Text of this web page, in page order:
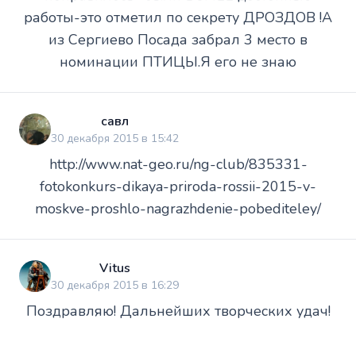
работы-это отметил по секрету ДРОЗДОВ !А
из Сергиево Посада забрал 3 место в
номинации ПТИЦЫ.Я его не знаю
савл
30 декабря 2015 в 15:42
http://www.nat-geo.ru/ng-club/835331-
fotokonkurs-dikaya-priroda-rossii-2015-v-
moskve-proshlo-nagrazhdenie-pobediteley/
Vitus
30 декабря 2015 в 16:29
Поздравляю! Дальнейших творческих удач!